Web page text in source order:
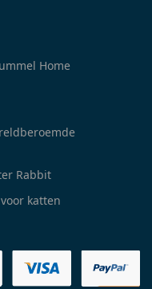
Home
Rabbit
katten